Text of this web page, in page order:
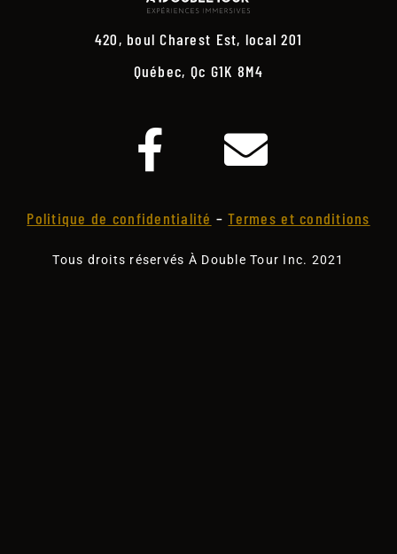
420, boul Charest Est, local 201
Québec, Qc G1K 8M4
Politique de confidentialité –Termes et conditions
Tous droits réservés À Double Tour Inc. 2021